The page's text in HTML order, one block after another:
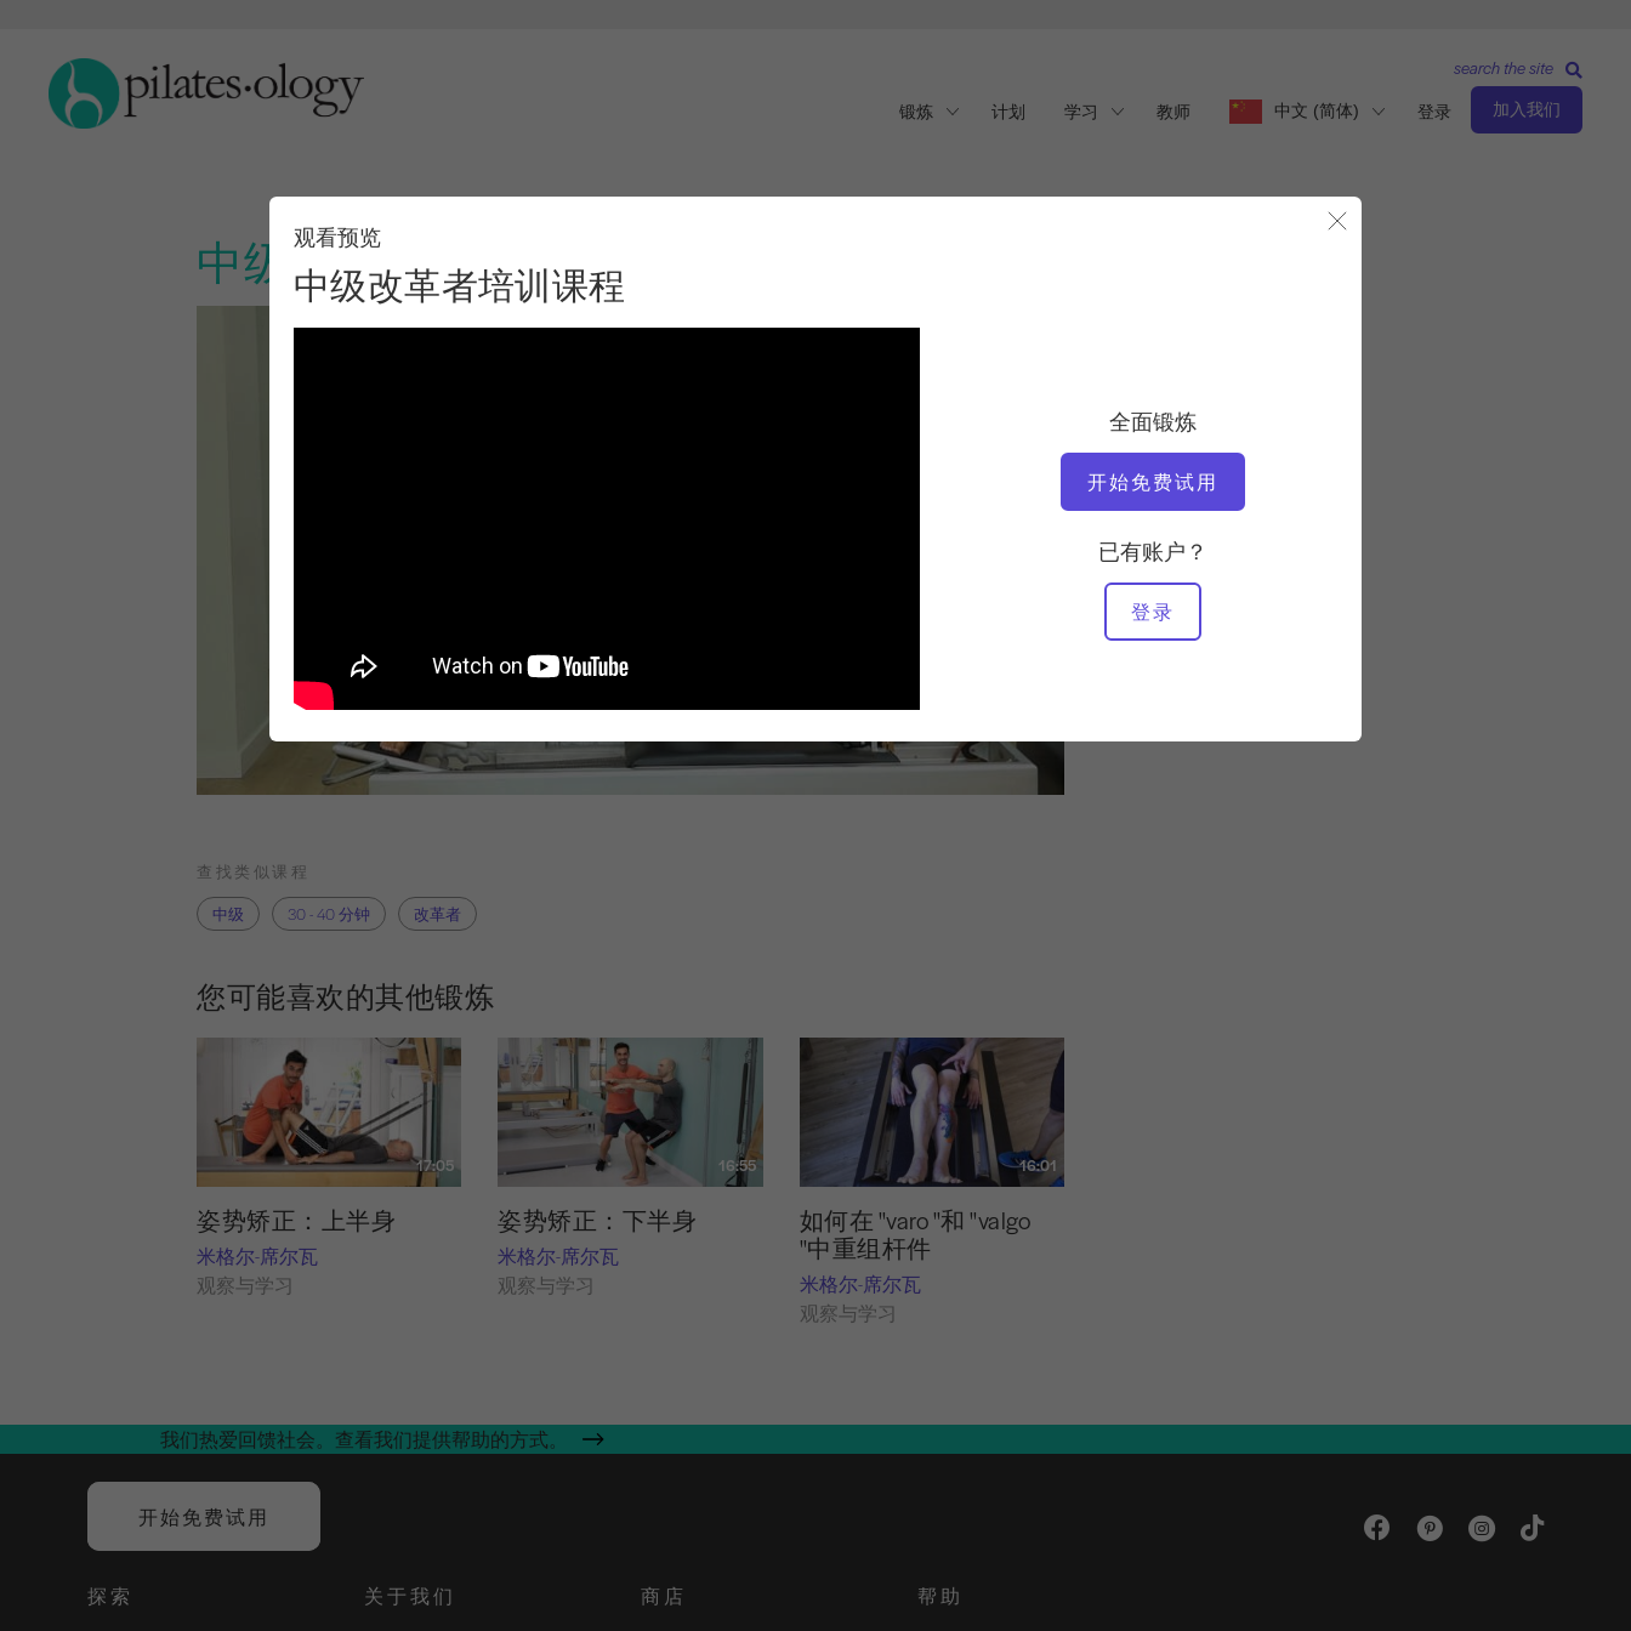
锻炼 计划 学习 教师 中文 (简体) 登录 加入我们
search the site
中级改革者培训课程
观看预览
中级改革者培训课程
全面锻炼
开始免费试用
已有账户？
登录
米格尔-席尔瓦
锻炼速度
稳定
所需设备
查找类似课程
中级
30 - 40 分钟 改革者
您可能喜欢的其他锻炼
17:05
姿势矫正：上半身
米格尔-席尔瓦
观察与学习
16:55
姿势矫正：下半身
米格尔-席尔瓦
观察与学习
16:01
如何在 "varo "和 "valgo
"中重组杆件
米格尔-席尔瓦
观察与学习
我们热爱回馈社会。查看我们提供帮助的方式。
开始免费试用
探索 关于我们 商店 帮助